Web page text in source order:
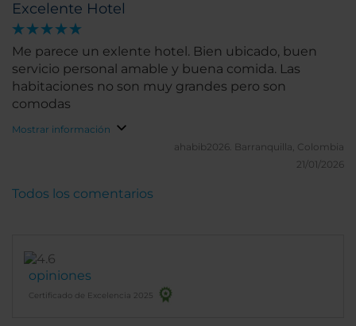
Excelente Hotel
Me parece un exlente hotel. Bien ubicado, buen
servicio personal amable y buena comida. Las
habitaciones no son muy grandes pero son
comodas
Mostrar información
ahabib2026. Barranquilla, Colombia
21/01/2026
opiniones
Certificado de Excelencia 2025
Todos los comentarios